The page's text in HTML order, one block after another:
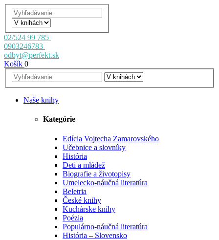
02/524 99 785
0903246783
odbyt@perfekt.sk
Košík 0
Naše knihy
Kategórie
Edícia Vojtecha Zamarovského
Učebnice a slovníky
História
Deti a mládež
Biografie a životopisy
Umelecko-náučná literatúra
Beletria
České knihy
Kuchárske knihy
Poézia
Populárno-náučná literatúra
História – Slovensko